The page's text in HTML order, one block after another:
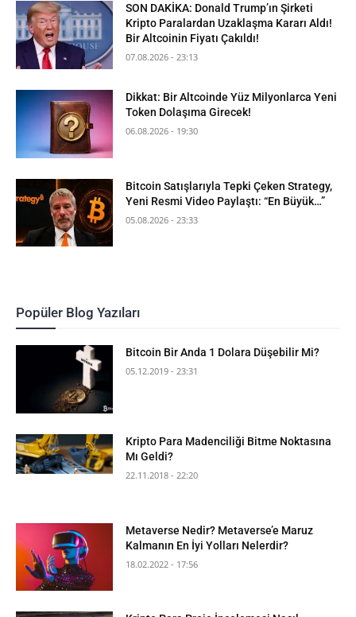
SON DAKİKA: Donald Trump’ın Şirketi
Kripto Paralardan Uzaklaşma Kararı Aldı!
Bir Altcoinin Fiyatı Çakıldı!
07.08.2026 - 23:13
Dikkat: Bir Altcoinde Yüz Milyonlarca Yeni
Token Dolaşıma Girecek!
06.08.2026 - 19:30
Bitcoin Satışlarıyla Tepki Çeken Strategy,
Yeni Resmi Video Paylaştı: “En Büyük…”
05.08.2026 - 23:33
Popüler Blog Yazıları
Bitcoin Bir Anda 1 Dolara Düşebilir Mi?
05.12.2019 - 23:31
Kripto Para Madenciliği Bitme Noktasına
Mı Geldi?
22.11.2018 - 22:20
Metaverse Nedir? Metaverse’e Maruz
Kalmanın En İyi Yolları Nelerdir?
18.02.2022 - 17:56